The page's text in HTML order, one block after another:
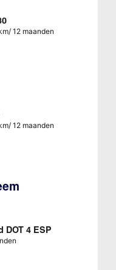
12 maanden
12 maanden
DOT 4 ESP